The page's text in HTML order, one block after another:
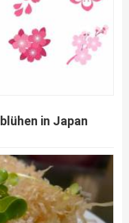
in Japan